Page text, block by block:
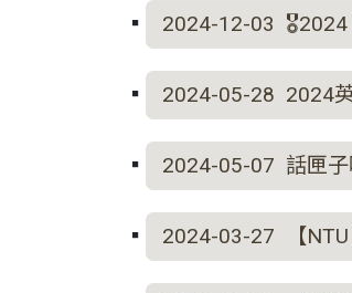
2024-12-03 🎖️2024
2024-05-28 2024
2024-05-07 話匣子
2024-03-27 【NTU